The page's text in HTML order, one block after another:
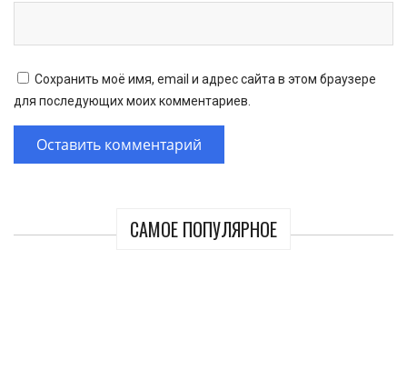
САМОЕ ПОПУЛЯРНОЕ
Сохранить моё имя, email и адрес сайта в этом браузере
для последующих моих комментариев.